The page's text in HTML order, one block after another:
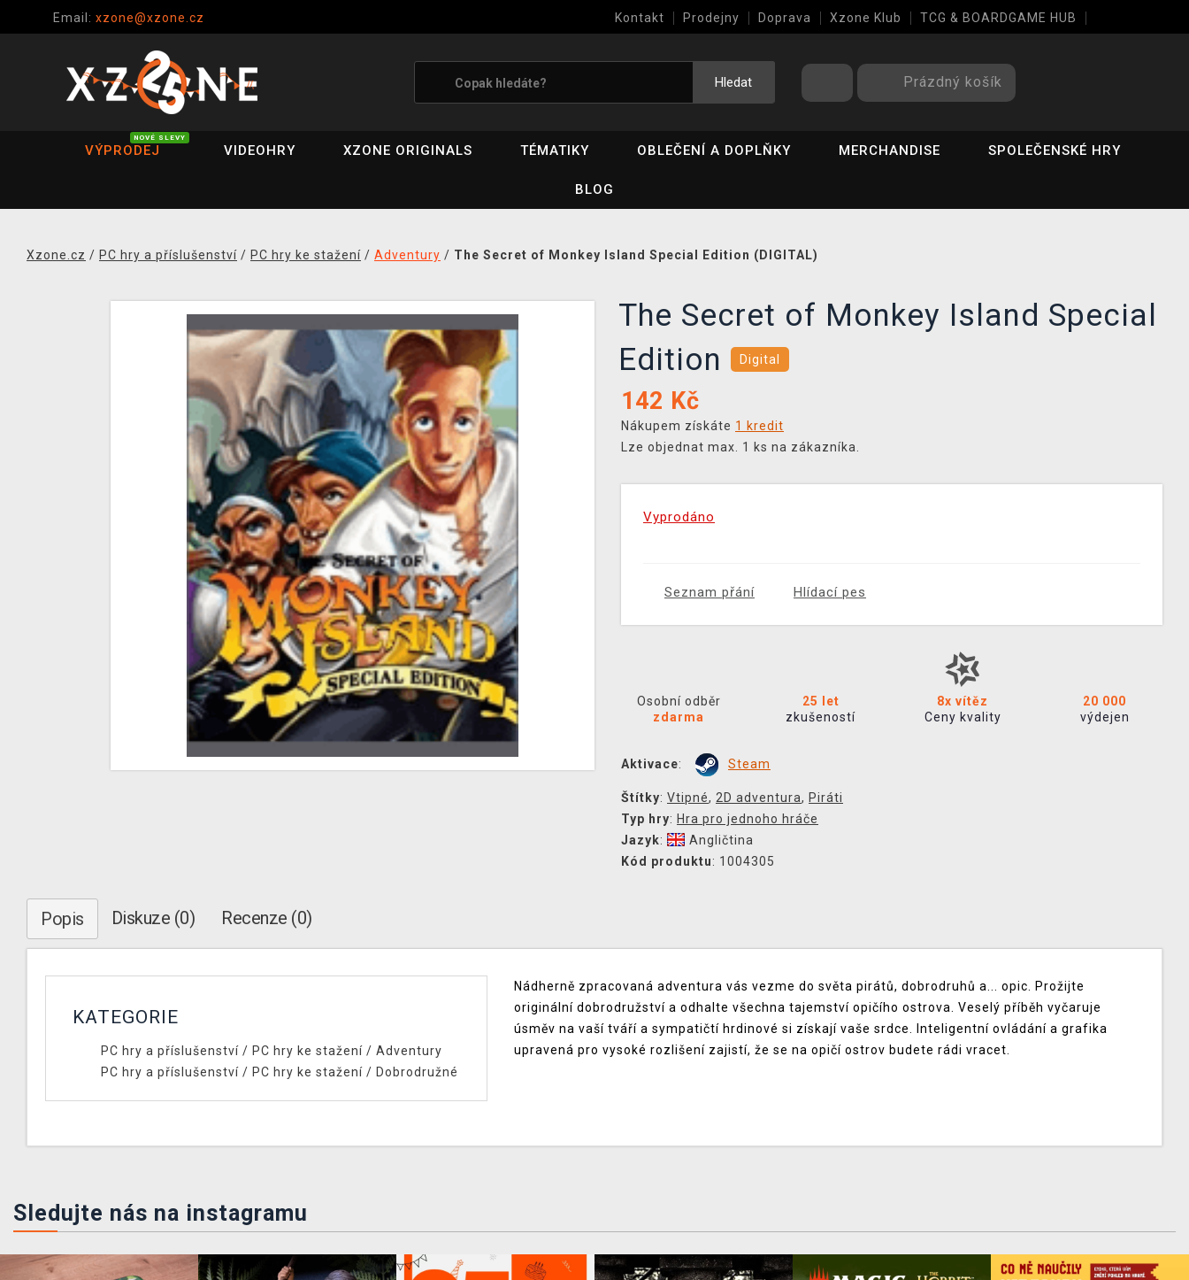
Email: xzone@xzone.cz Kontakt Prodejny Doprava Xzone Klub TCG & BOARDGAME HUB
Hledat Prázdný košík
VÝPRODEJ
NOVÉ SLEVY
VIDEOHRY XZONE ORIGINALS TÉMATIKY OBLEČENÍ A DOPLŇKY MERCHANDISE SPOLEČENSKÉ HRY
BLOG
Xzone.cz / PC hry a příslušenství / PC hry ke stažení / Adventury / The Secret of Monkey Island Special Edition (DIGITAL)
The Secret of Monkey Island Special
Edition
Digital
142 Kč
Nákupem získáte 1 kredit
Lze objednat max. 1 ks na zákazníka.
Vyprodáno
Seznam přání Hlídací pes
Osobní odběr
zdarma
25 let
zkušeností
8x vítěz
Ceny kvality
20 000
výdejen
Aktivace: Steam
Štítky: Vtipné, 2D adventura, Piráti
Typ hry: Hra pro jednoho hráče
Jazyk:
Angličtina
Kód produktu: 1004305
Popis Diskuze (0) Recenze (0)
KATEGORIE
PC hry a příslušenství/ PC hry ke stažení/ Adventury
PC hry a příslušenství/ PC hry ke stažení/ Dobrodružné
Nádherně zpracovaná adventura vás vezme do světa pirátů, dobrodruhů a... opic. Prožijte
originální dobrodružství a odhalte všechna tajemství opičího ostrova. Veselý příběh vyčaruje
úsměv na vaší tváří a sympatičtí hrdinové si získají vaše srdce. Inteligentní ovládání a grafika
upravená pro vysoké rozlišení zajistí, že se na opičí ostrov budete rádi vracet.
Sledujte nás na instagramu